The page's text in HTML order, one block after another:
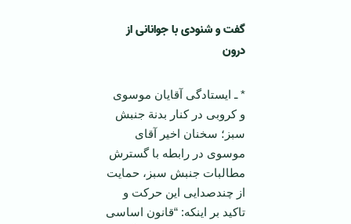
گفت و شنودی با جوانانی از
درون
* ـ ایستادگی آقایان موسوی
و کروبی در کنار بدنة جنبش
سبز؛ سخنان اخیر آقای
موسوی در رابطه با گسترش
مطالبات جنبش سبز، حمایت
از چندصدایی این حرکت و
تاکید بر اینکه: “قانون اساسی